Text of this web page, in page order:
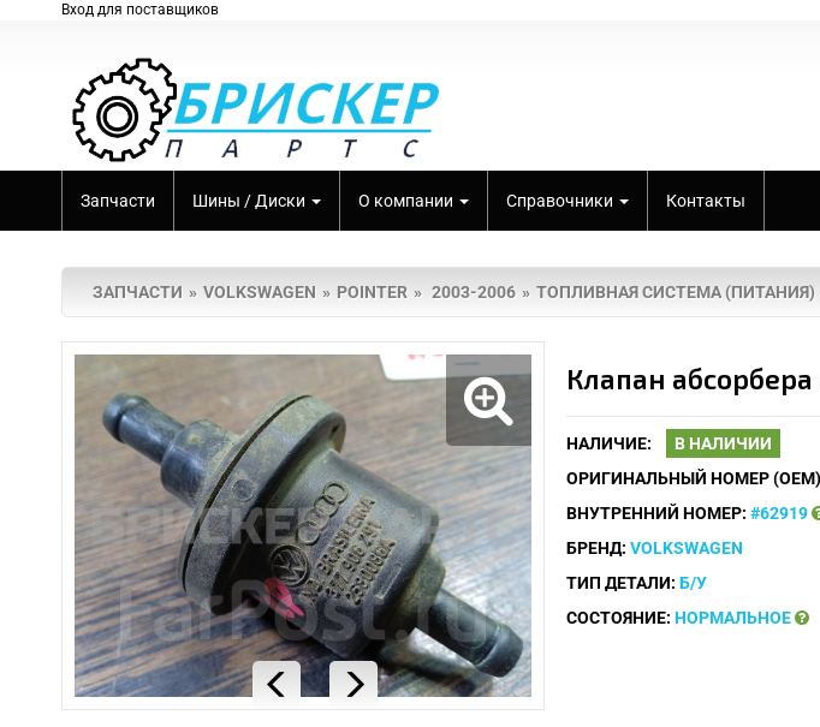
Вход для поставщиков
Запчасти Шины / Диски О компании Справочники Контакты
ЗАПЧАСТИ VOLKSWAGEN POINTER 2003-2006 ТОПЛИВНАЯ СИСТЕМА (ПИТАНИЯ)
Клапан
НАЛИЧИЕ:
В НАЛИЧИИ
ОРИГИНАЛЬНЫЙ НОМЕР
ВНУТРЕННИЙ НОМЕР: #62919
БРЕНД: VOLKSWAGEN
ТИП ДЕТАЛИ: Б/У
СОСТОЯНИЕ: НОРМАЛЬНОЕ